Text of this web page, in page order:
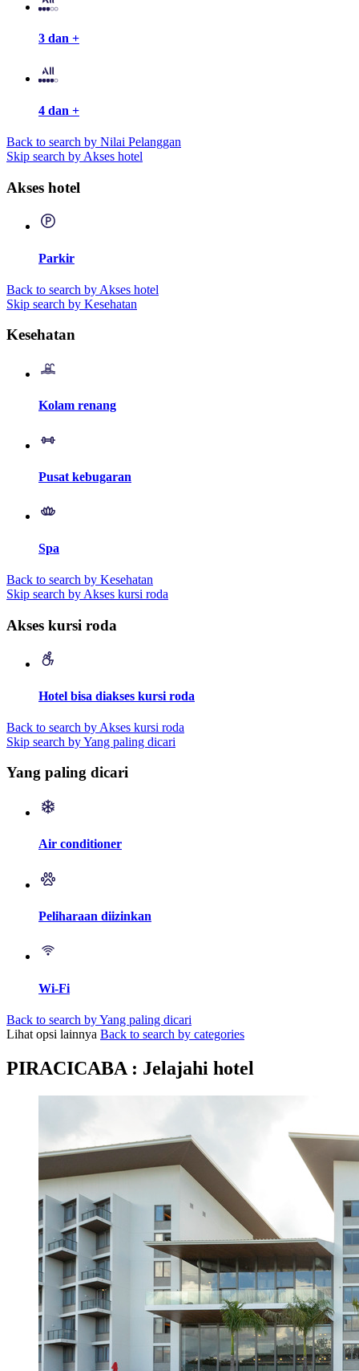
3 dan +
4 dan +
Back to search by Nilai Pelanggan
Skip search by Akses hotel
Akses hotel
Parkir
Back to search by Akses hotel
Skip search by Kesehatan
Kesehatan
Kolam renang
Pusat kebugaran
Spa
Back to search by Kesehatan
Skip search by Akses kursi roda
Akses kursi roda
Hotel bisa diakses kursi roda
Back to search by Akses kursi roda
Skip search by Yang paling dicari
Yang paling dicari
Air conditioner
Peliharaan diizinkan
Wi-Fi
Back to search by Yang paling dicari
Lihat opsi lainnya Back to search by categories
PIRACICABA : Jelajahi hotel